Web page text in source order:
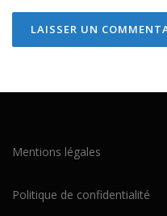
Mentions légales
Politique de confidentialité